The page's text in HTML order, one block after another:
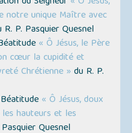
notre unique Maître avec
R. P. Pasquier Quesnel
« Ô Jésus, le Père
cœur la cupidité et
Chrétienne » du R. P.
« Ô Jésus, doux
hauteurs et les
Quesnel